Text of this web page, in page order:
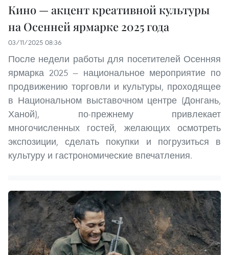
Кино — акцент креативной культуры
на Осенней ярмарке 2025 года
03/11/2025 08:36
После недели работы для посетителей Осенняя
ярмарка 2025 — национальное мероприятие по
продвижению торговли и культуры, проходящее
в Национальном выставочном центре (Донгань,
Ханой), по-прежнему привлекает
многочисленных гостей, желающих осмотреть
экспозиции, сделать покупки и погрузиться в
культуру и гастрономические впечатления.